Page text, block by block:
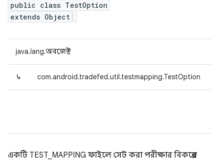
public class TestOption
extends Object
java.lang.অবজেক্ট
↳ com.android.tradefed.util.testmapping.TestOption
একটি TEST_MAPPING ফাইলে সেট করা পরীক্ষার বিকল্পের